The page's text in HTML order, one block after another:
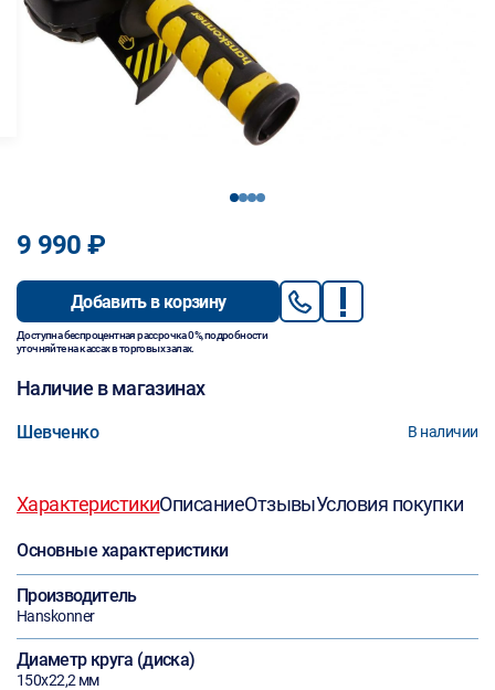
1234
9 990 ₽
Добавить в корзину
Доступна беспроцентная рассрочка 0%, подробности
уточняйте на кассах в торговых залах.
Наличие в магазинах
Шевченко В наличии
ХарактеристикиОписаниеОтзывыУсловия покупки
Основные характеристики
Производитель
Hanskonner
Диаметр круга (диска)
150х22,2 мм